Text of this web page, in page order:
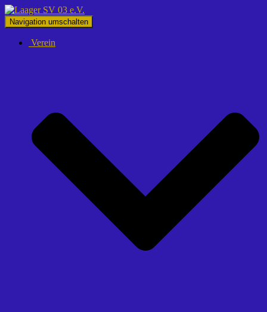
Navigation umschalten
Verein